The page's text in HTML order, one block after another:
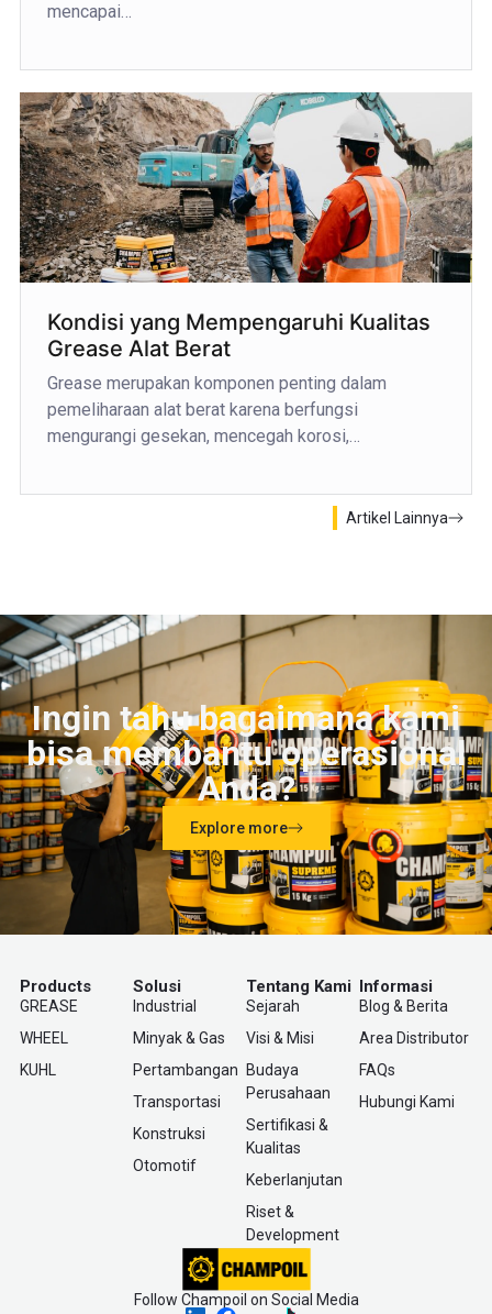
mencapai…
Kondisi yang Mempengaruhi Kualitas
Grease Alat Berat
Grease merupakan komponen penting dalam
pemeliharaan alat berat karena berfungsi
mengurangi gesekan, mencegah korosi,…
Artikel Lainnya
Ingin tahu bagaimana kami
bisa membantu operasional
Anda?
Explore more
Products
GREASE
WHEEL
KUHL
Solusi
Industrial
Minyak & Gas
Pertambangan
Transportasi
Konstruksi
Otomotif
Tentang Kami
Sejarah
Visi & Misi
Budaya
Perusahaan
Sertifikasi &
Kualitas
Keberlanjutan
Riset &
Development
Informasi
Blog & Berita
Area Distributor
FAQs
Hubungi Kami
Follow Champoil on Social Media